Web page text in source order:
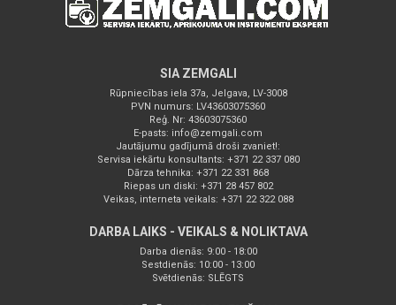
SIA ZEMGALI
Rūpniecības iela 37a, Jelgava, LV-3008
PVN numurs: LV43603075360
Reģ. Nr: 43603075360
E-pasts: info@zemgali.com
Jautājumu gadījumā droši zvaniet!:
Servisa iekārtu konsultants: +371 22 337 080
Dārza tehnika: +371 22 331 868
Riepas un diski: +371 28 457 802
Veikas, interneta veikals: +371 22 322 088
DARBA LAIKS - VEIKALS & NOLIKTAVA
Darba dienās: 9:00 - 18:00
Sestdienās: 10:00 - 13:00
Svētdienās: SLĒGTS